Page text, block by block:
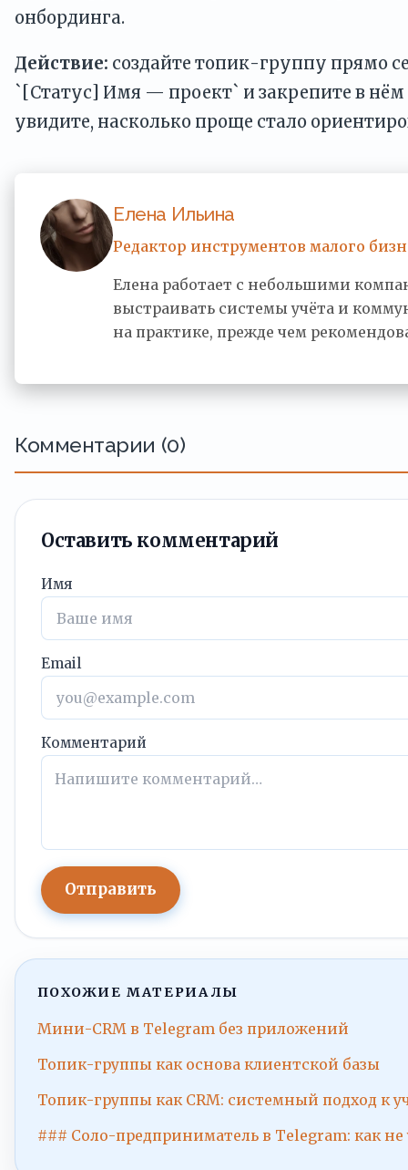
онбординга.
Действие: создайте топик-группу прямо
`[Статус] Имя — проект` и закрепите в
увидите, насколько проще стало
Елена Ильина
Редактор инструментов малого
Елена работает с небольшими
выстраивать системы учёта и
на практике, прежде чем
Комментарии (0)
Оставить комментарий
Имя
Email
Комментарий
Отправить
ПОХОЖИЕ МАТЕРИАЛЫ
Мини-CRM в Telegram без приложений
Топик-группы как основа клиентской базы
Топик-группы как CRM: системный подход к
### Соло-предприниматель в Telegram: как не